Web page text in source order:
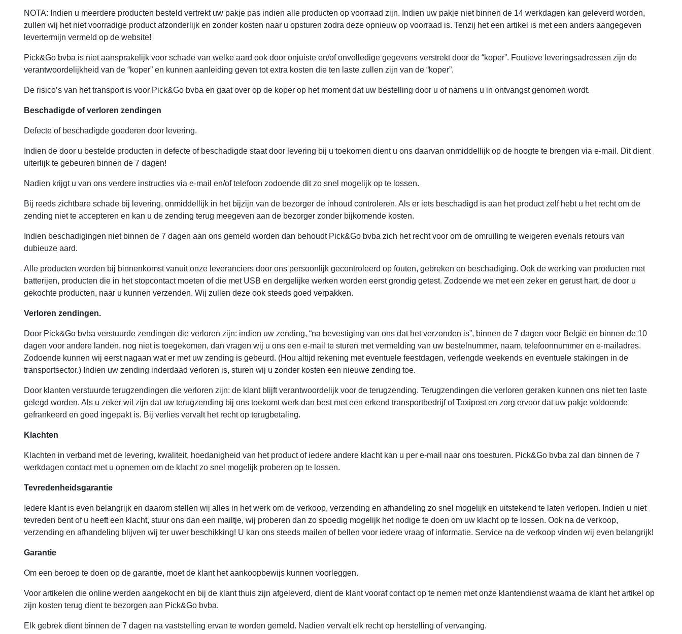
NOTA: Indien u meerdere producten besteld vertrekt uw pakje pas indien alle producten op voorraad zijn. Indien uw pakje niet binnen de 14 werkdagen kan geleverd worden,
zullen wij het niet voorradige product afzonderlijk en zonder kosten naar u opsturen zodra deze opnieuw op voorraad is. Tenzij het een artikel is met een anders aangegeven
levertermijn vermeld op de website!
Pick&Go bvba is niet aansprakelijk voor schade van welke aard ook door onjuiste en/of onvolledige gegevens verstrekt door de “koper”. Foutieve leveringsadressen zijn de
verantwoordelijkheid van de “koper” en kunnen aanleiding geven tot extra kosten die ten laste zullen zijn van de “koper”.
De risico’s van het transport is voor Pick&Go bvba en gaat over op de koper op het moment dat uw bestelling door u of namens u in ontvangst genomen wordt.
Beschadigde of verloren zendingen
Defecte of beschadigde goederen door levering.
Indien de door u bestelde producten in defecte of beschadigde staat door levering bij u toekomen dient u ons daarvan onmiddellijk op de hoogte te brengen via e-mail. Dit dient
uiterlijk te gebeuren binnen de 7 dagen!
Nadien krijgt u van ons verdere instructies via e-mail en/of telefoon zodoende dit zo snel mogelijk op te lossen.
Bij reeds zichtbare schade bij levering, onmiddellijk in het bijzijn van de bezorger de inhoud controleren. Als er iets beschadigd is aan het product zelf hebt u het recht om de
zending niet te accepteren en kan u de zending terug meegeven aan de bezorger zonder bijkomende kosten.
Indien beschadigingen niet binnen de 7 dagen aan ons gemeld worden dan behoudt Pick&Go bvba zich het recht voor om de omruiling te weigeren evenals retours van
dubieuze aard.
Alle producten worden bij binnenkomst vanuit onze leveranciers door ons persoonlijk gecontroleerd op fouten, gebreken en beschadiging. Ook de werking van producten met
batterijen, producten die in het stopcontact moeten of die met USB en dergelijke werken worden eerst grondig getest. Zodoende we met een zeker en gerust hart, de door u
gekochte producten, naar u kunnen verzenden. Wij zullen deze ook steeds goed verpakken.
Verloren zendingen.
Door Pick&Go bvba verstuurde zendingen die verloren zijn: indien uw zending, “na bevestiging van ons dat het verzonden is”, binnen de 7 dagen voor België en binnen de 10
dagen voor andere landen, nog niet is toegekomen, dan vragen wij u ons een e-mail te sturen met vermelding van uw bestelnummer, naam, telefoonnummer en e-mailadres.
Zodoende kunnen wij eerst nagaan wat er met uw zending is gebeurd. (Hou altijd rekening met eventuele feestdagen, verlengde weekends en eventuele stakingen in de
transportsector.) Indien uw zending inderdaad verloren is, sturen wij u zonder kosten een nieuwe zending toe.
Door klanten verstuurde terugzendingen die verloren zijn: de klant blijft verantwoordelijk voor de terugzending. Terugzendingen die verloren geraken kunnen ons niet ten laste
gelegd worden. Als u zeker wil zijn dat uw terugzending bij ons toekomt werk dan best met een erkend transportbedrijf of Taxipost en zorg ervoor dat uw pakje voldoende
gefrankeerd en goed ingepakt is. Bij verlies vervalt het recht op terugbetaling.
Klachten
Klachten in verband met de levering, kwaliteit, hoedanigheid van het product of iedere andere klacht kan u per e-mail naar ons toesturen. Pick&Go bvba zal dan binnen de 7
werkdagen contact met u opnemen om de klacht zo snel mogelijk proberen op te lossen.
Tevredenheidsgarantie
Iedere klant is even belangrijk en daarom stellen wij alles in het werk om de verkoop, verzending en afhandeling zo snel mogelijk en uitstekend te laten verlopen. Indien u niet
tevreden bent of u heeft een klacht, stuur ons dan een mailtje, wij proberen dan zo spoedig mogelijk het nodige te doen om uw klacht op te lossen. Ook na de verkoop,
verzending en afhandeling blijven wij ter uwer beschikking! U kan ons steeds mailen of bellen voor iedere vraag of informatie. Service na de verkoop vinden wij even belangrijk!
Garantie
Om een beroep te doen op de garantie, moet de klant het aankoopbewijs kunnen voorleggen.
Voor artikelen die online werden aangekocht en bij de klant thuis zijn afgeleverd, dient de klant vooraf contact op te nemen met onze klantendienst waarna de klant het artikel op
zijn kosten terug dient te bezorgen aan Pick&Go bvba.
Elk gebrek dient binnen de 7 dagen na vaststelling ervan te worden gemeld. Nadien vervalt elk recht op herstelling of vervanging.